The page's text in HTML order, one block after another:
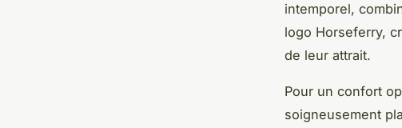
intemporel,
logo Horseferry,
de leur attrait.
Pour un confort
soigneusement